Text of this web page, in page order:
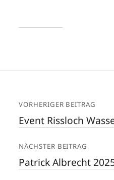
VORHERIGER BEITRAG
Event Rissloch
NÄCHSTER BEITRAG
Patrick Albrecht